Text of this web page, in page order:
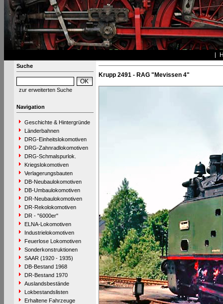
Suche
zur erweiterten Suche
Navigation
Geschichte & Hintergründe
Länderbahnen
DRG-Einheitslokomotiven
DRG-Zahnradlokomotiven
DRG-Schmalspurlok.
Kriegslokomotiven
Verlagerungsbauten
DB-Neubaulokomotiven
DB-Umbaulokomotiven
DR-Neubaulokomotiven
DR-Rekolokomotiven
DR - "6000er"
ELNA-Lokomotiven
Industrielokomotiven
Feuerlose Lokomotiven
Sonderkonstruktionen
SAAR (1920 - 1935)
DB-Bestand 1968
DR-Bestand 1970
Auslandsbestände
Lokbestandslisten
Erhaltene Fahrzeuge
Krupp 2491 - RAG "Mevissen 4"